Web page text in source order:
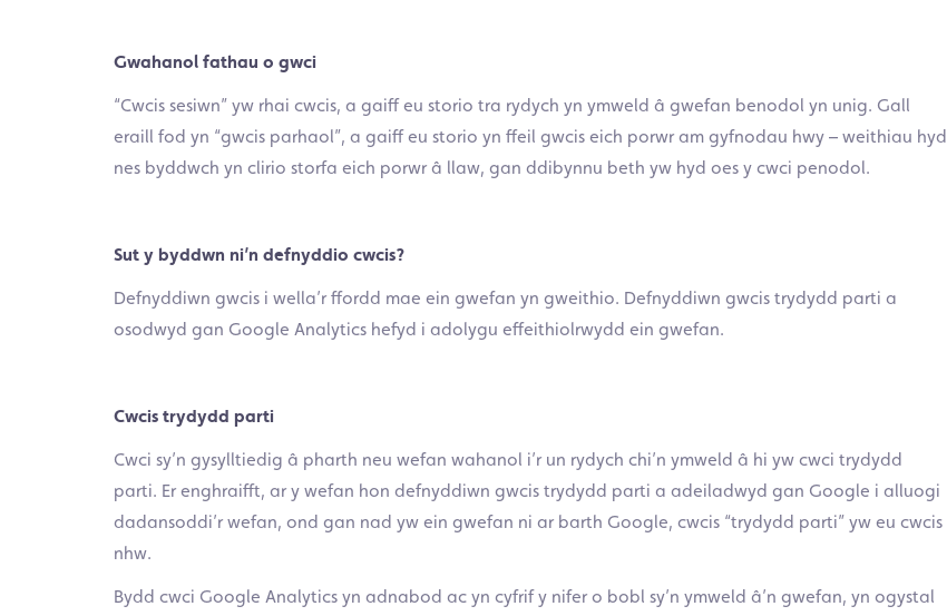
Gwahanol fathau o gwci
“Cwcis sesiwn” yw rhai cwcis, a gaiff eu storio tra rydych yn ymweld â gwefan benodol yn unig. Gall
eraill fod yn “gwcis parhaol”, a gaiff eu storio yn ffeil gwcis eich porwr am gyfnodau hwy – weithiau hyd
nes byddwch yn clirio storfa eich porwr â llaw, gan ddibynnu beth yw hyd oes y cwci penodol.
Sut y byddwn ni’n defnyddio cwcis?
Defnyddiwn gwcis i wella’r ffordd mae ein gwefan yn gweithio. Defnyddiwn gwcis trydydd parti a
osodwyd gan Google Analytics hefyd i adolygu effeithiolrwydd ein gwefan.
Cwcis trydydd parti
Cwci sy’n gysylltiedig â pharth neu wefan wahanol i’r un rydych chi’n ymweld â hi yw cwci trydydd
parti. Er enghraifft, ar y wefan hon defnyddiwn gwcis trydydd parti a adeiladwyd gan Google i alluogi
dadansoddi’r wefan, ond gan nad yw ein gwefan ni ar barth Google, cwcis “trydydd parti” yw eu cwcis
nhw.
Bydd cwci Google Analytics yn adnabod ac yn cyfrif y nifer o bobl sy’n ymweld â’n gwefan, yn ogystal